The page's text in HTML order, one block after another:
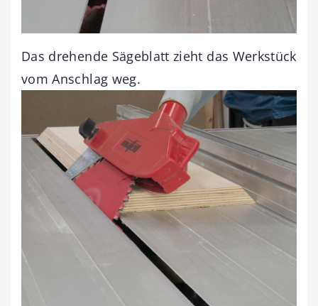
Das drehende Sägeblatt zieht das Werkstück
vom Anschlag weg.